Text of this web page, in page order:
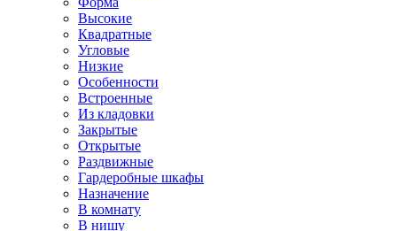
Высокие
Квадратные
Угловые
Низкие
Особенности
Встроенные
Из кладовки
Закрытые
Открытые
Раздвижные
Гардеробные шкафы
Назначение
В комнату
В нишу